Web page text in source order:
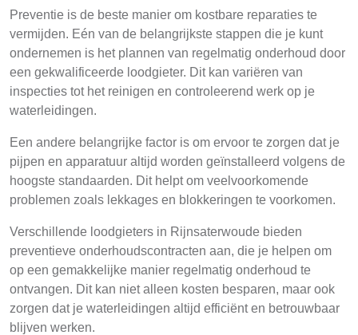
Preventie is de beste manier om kostbare reparaties te
vermijden. Eén van de belangrijkste stappen die je kunt
ondernemen is het plannen van regelmatig onderhoud door
een gekwalificeerde loodgieter. Dit kan variëren van
inspecties tot het reinigen en controleerend werk op je
waterleidingen.
Een andere belangrijke factor is om ervoor te zorgen dat je
pijpen en apparatuur altijd worden geïnstalleerd volgens de
hoogste standaarden. Dit helpt om veelvoorkomende
problemen zoals lekkages en blokkeringen te voorkomen.
Verschillende loodgieters in Rijnsaterwoude bieden
preventieve onderhoudscontracten aan, die je helpen om
op een gemakkelijke manier regelmatig onderhoud te
ontvangen. Dit kan niet alleen kosten besparen, maar ook
zorgen dat je waterleidingen altijd efficiënt en betrouwbaar
blijven werken.